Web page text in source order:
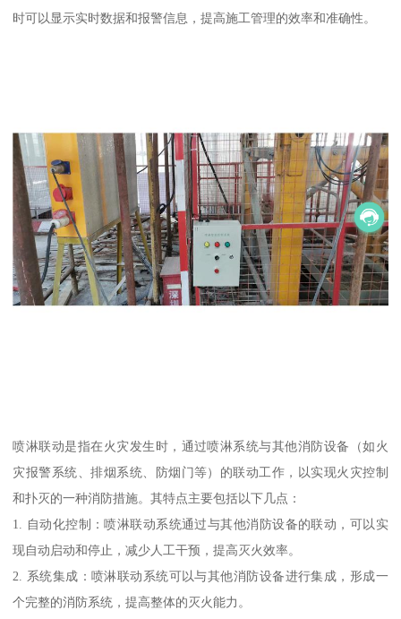
时可以显示实时数据和报警信息，提高施工管理的效率和准确性。
喷淋联动是指在火灾发生时，通过喷淋系统与其他消防设备（如火
灾报警系统、排烟系统、防烟门等）的联动工作，以实现火灾控制
和扑灭的一种消防措施。其特点主要包括以下几点：
1. 自动化控制：喷淋联动系统通过与其他消防设备的联动，可以实
现自动启动和停止，减少人工干预，提高灭火效率。
2. 系统集成：喷淋联动系统可以与其他消防设备进行集成，形成一
个完整的消防系统，提高整体的灭火能力。